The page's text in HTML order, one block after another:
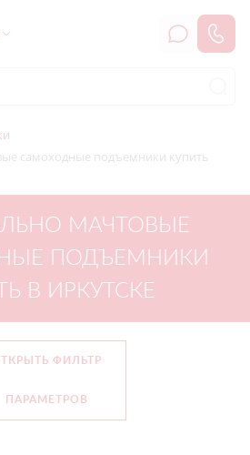
самоходные подъемники купить
МАЧТОВЫЕ
ПОДЪЕМНИКИ
В ИРКУТСКЕ
ФИЛЬТР
ПАРАМЕТРОВ